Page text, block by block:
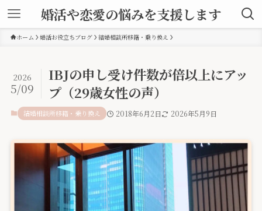
婚活や恋愛の悩みを支援します
ホーム 婚活お役立ちブログ 結婚相談所移籍・乗り換え
IBJの申し受け件数が倍以上にアッ
プ（29歳女性の声）
2026
5/09
結婚相談所移籍・乗り換え 2018年6月2日 2026年5月9日